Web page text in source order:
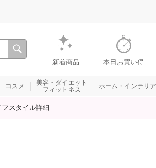
通販・テレビショッピングのショップチャンネル
新着商品 本日お買い得
コスメ
美容・ダイエット
フィットネス
ホーム・インテリア
スタイル詳細